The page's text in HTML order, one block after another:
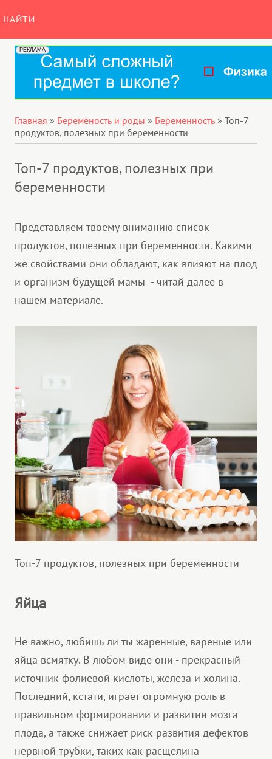
НАЙТИ
Главная » Беременость и роды » Беременность » Топ-7
продуктов, полезных при беременности
Топ-7 продуктов, полезных при
беременности
Представляем твоему вниманию список
продуктов, полезных при беременности. Какими
же свойствами они обладают, как влияют на плод
и организм будущей мамы - читай далее в
нашем материале.
Топ-7 продуктов, полезных при беременности
Яйца
Не важно, любишь ли ты жаренные, вареные или
яйца всмятку. В любом виде они - прекрасный
источник фолиевой кислоты, железа и холина.
Последний, кстати, играет огромную роль в
правильном формировании и развитии мозга
плода, а также снижает риск развития дефектов
нервной трубки, таких как расщелина